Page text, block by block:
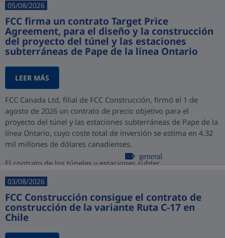
05/08/2026
FCC firma un contrato Target Price
Agreement, para el diseño y la construcción
del proyecto del túnel y las estaciones
subterráneas de Pape de la línea Ontario
LEER MÁS
FCC Canada Ltd, filial de FCC Construcción, firmó el 1 de
agosto de 2026 un contrato de precio objetivo para el
proyecto del túnel y las estaciones subterráneas de Pape de la
línea Ontario, cuyo coste total de inversión se estima en 4.32
mil millones de dólares canadienses.
El contrato de los túneles y estaciones subter...
general
03/08/2026
FCC Construcción consigue el contrato de
construcción de la variante Ruta C-17 en
Chile